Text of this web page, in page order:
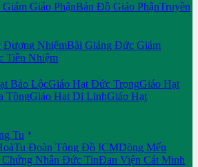
Giáo PhậnBản Đồ Giáo PhậnTruyền
Đương NhiệmBài Giảng Đức Giám
Tiền Nhiệm
Bảo LộcGiáo Hạt Đức TrọngGiáo Hạt
TôngGiáo Hạt Di LinhGiáo Hạt
Tu 
Tu Đoàn Tông Đồ ICMDòng Mến
Nhân Đức TinĐan Viện Cát Minh